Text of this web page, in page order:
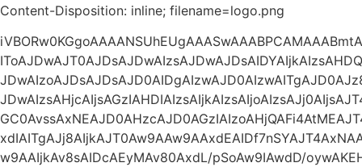
Content-Disposition: inline; filename=logo.png
w9AAIjkAv8sAIDcAEyMAv80AxdL/pSoAw9IAwdD/